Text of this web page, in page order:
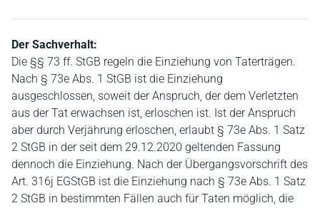
Der Sachverhalt:
Die §§ 73 ff. StGB regeln die Einziehung von Taterträgen.
Nach § 73e Abs. 1 StGB ist die Einziehung
ausgeschlossen, soweit der Anspruch, der dem Verletzten
aus der Tat erwachsen ist, erloschen ist. Ist der Anspruch
aber durch Verjährung erloschen, erlaubt § 73e Abs. 1 Satz
2 StGB in der seit dem 29.12.2020 geltenden Fassung
dennoch die Einziehung. Nach der Übergangsvorschrift des
Art. 316j EGStGB ist die Einziehung nach § 73e Abs. 1 Satz
2 StGB in bestimmten Fällen auch für Taten möglich, die